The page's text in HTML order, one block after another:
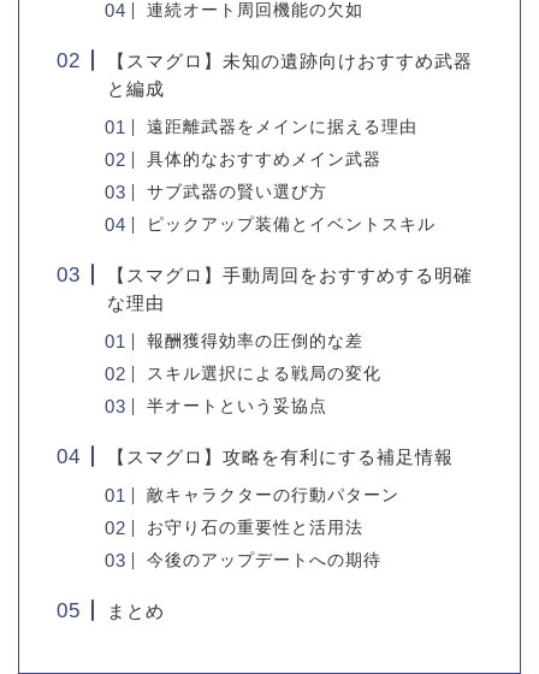
連続オート周回機能の欠如
【スマグロ】未知の遺跡向けおすすめ武器
と編成
遠距離武器をメインに据える理由
具体的なおすすめメイン武器
サブ武器の賢い選び方
ピックアップ装備とイベントスキル
【スマグロ】手動周回をおすすめする明確
な理由
報酬獲得効率の圧倒的な差
スキル選択による戦局の変化
半オートという妥協点
【スマグロ】攻略を有利にする補足情報
敵キャラクターの行動パターン
お守り石の重要性と活用法
今後のアップデートへの期待
まとめ